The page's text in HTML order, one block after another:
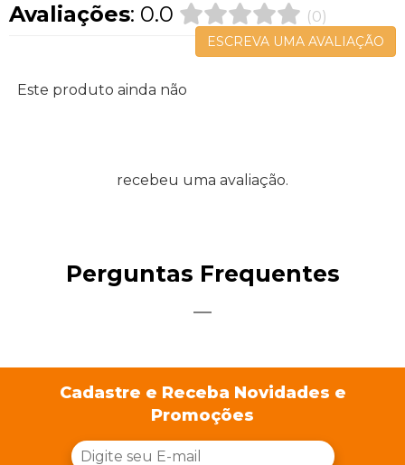
Avaliações: 0.0 (0)
ESCREVA UMA AVALIAÇÃO
Este produto ainda não
recebeu uma avaliação.
Perguntas Frequentes
Cadastre e Receba Novidades e
Promoções